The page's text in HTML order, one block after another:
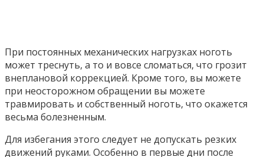
При постоянных механических нагрузках ноготь
может треснуть, а то и вовсе сломаться, что грозит
внеплановой коррекцией. Кроме того, вы можете
при неосторожном обращении вы можете
травмировать и собственный ноготь, что окажется
весьма болезненным.
Для избегания этого следует не допускать резких
движений руками. Особенно в первые дни после